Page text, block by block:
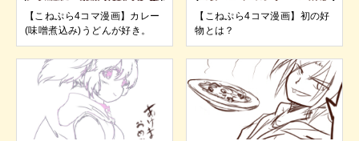
【こねぷら4コマ漫画】カレー
(味噌煮込み)うどんが好き。
【こねぷら4コマ漫画】初の好
物とは？